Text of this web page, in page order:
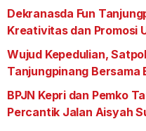
Dekranasda Fun
Kreativitas dan Promosi
Wujud Kepedulian,
Tanjungpinang Bersama
BPJN Kepri dan Pemko
Percantik Jalan Aisyah